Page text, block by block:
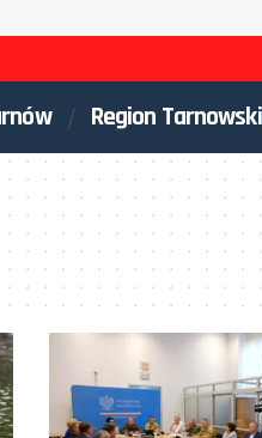
Region Tarnowski